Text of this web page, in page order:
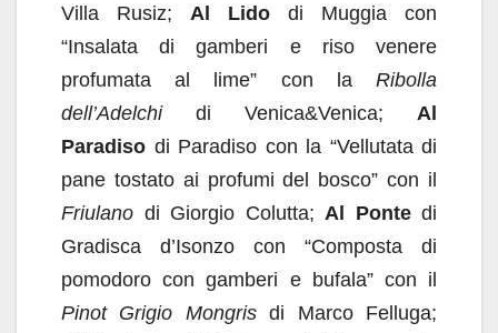
Villa Rusiz; Al Lido di Muggia con
“Insalata di gamberi e riso venere
profumata al lime” con la Ribolla
dell’Adelchidi Venica&Venica; Al
Paradiso di Paradiso con la “Vellutata di
pane tostato ai profumi del bosco” con il
Friulano di Giorgio Colutta; Al Pontedi
Gradisca d’Isonzo con “Composta di
pomodoro con gamberi e bufala” con il
Pinot Grigio Mongrisdi Marco Felluga;